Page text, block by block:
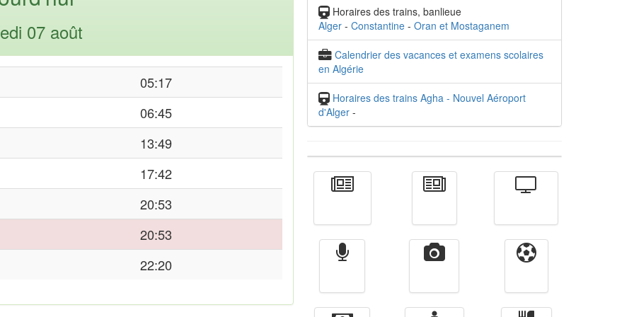
07 août
05:17
06:45
13:49
17:42
20:53
20:53
22:20
Horaires des trains, banlieue
Alger - Constantine - Oran et Mostaganem
Calendrier des vacances et examens scolaires
en Algérie
Horaires des trains Agha - Nouvel Aéroport
d'Alger -